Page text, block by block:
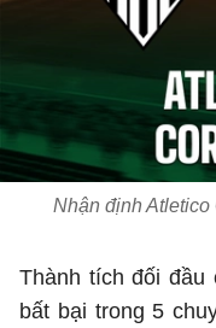
Nhận định
Thành tích đối đầu
bất bại trong 5